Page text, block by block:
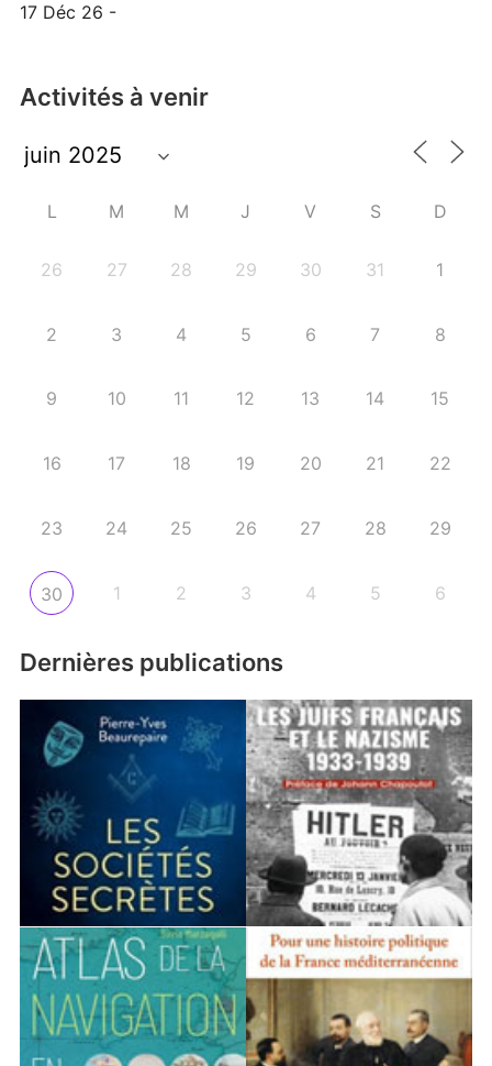
17 Déc 26 -
Activités à venir
L M M J V S D
26 27 28 29 30 31 1
2 3 4 5 6 7 8
9 10 11 12 13 14 15
16 17 18 19 20 21 22
23 24 25 26 27 28 29
30 1 2 3 4 5 6
Dernières publications